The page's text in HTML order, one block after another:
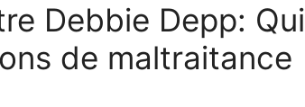
Debbie Depp:
de maltraitance